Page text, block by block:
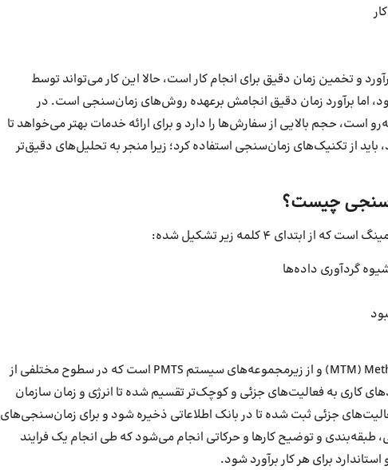
و تخمین زمان دقیق برای انجام کار است، حالا این کار می‌تواند توسط
اما برآورد زمان دقیق انجامش بر‌عهده روش‌های زمان‌سنجی است. در
است، حجم بالایی از سفارش‌ها را دارد و برای ارائه خدمات بهتر می‌خواهد تا
از تکنیک‌های زمان‌سنجی استفاده کرد؛ زیرا منجر به تحلیل‌های دقیق‌تر
چیست؟
تکنیک بعدی MTM) Methods-Time Measurement) و از زیرمجموعه‌های سیستم PMTS است که در سطوح مختلفی از
کاری به فعالیت‌های جزئی و کوچک‌تر تقسیم شده تا انرژی و زمان سازمان
جزئی ثبت شده تا در بانک اطلاعاتی ذخیره شود و برای زمان‌سنجی‌های
بعدی استفاده شود. این روش با شناسایی، طبقه‌بندی و توضیح کارها و حرکاتی انجام می‎‌شود که طی انجام یک فرایند
برای هر کار برآورد ‌شود.